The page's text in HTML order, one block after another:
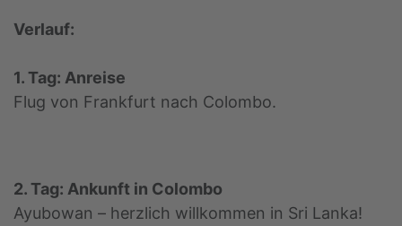
Verlauf:
1. Tag: Anreise
Flug von Frankfurt nach Colombo.
2. Tag: Ankunft in Colombo
Ayubowan – herzlich willkommen in Sri Lanka!